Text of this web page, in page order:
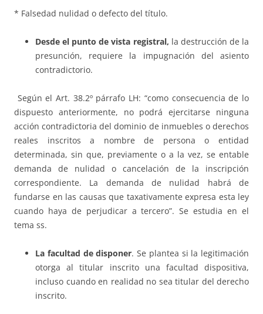
* Falsedad nulidad o defecto del título.
Desde el punto de vista registral, la destrucción de la
presunción, requiere la impugnación del asiento
contradictorio.
Según el Art. 38.2º párrafo LH: “como consecuencia de lo
dispuesto anteriormente, no podrá ejercitarse ninguna
acción contradictoria del dominio de inmuebles o derechos
reales inscritos a nombre de persona o entidad
determinada, sin que, previamente o a la vez, se entable
demanda de nulidad o cancelación de la inscripción
correspondiente. La demanda de nulidad habrá de
fundarse en las causas que taxativamente expresa esta ley
cuando haya de perjudicar a tercero”. Se estudia en el
tema ss.
La facultad de disponer. Se plantea si la legitimación
otorga al titular inscrito una facultad dispositiva,
incluso cuando en realidad no sea titular del derecho
inscrito.